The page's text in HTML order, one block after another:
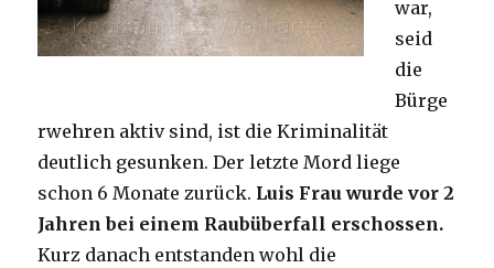
war,
seid
die
Bürge
rwehren aktiv sind, ist die Kriminalität
deutlich gesunken. Der letzte Mord liege
schon 6 Monate zurück. Luis Frau wurde vor 2
Jahren bei einem Raubüberfall erschossen.
Kurz danach entstanden wohl die